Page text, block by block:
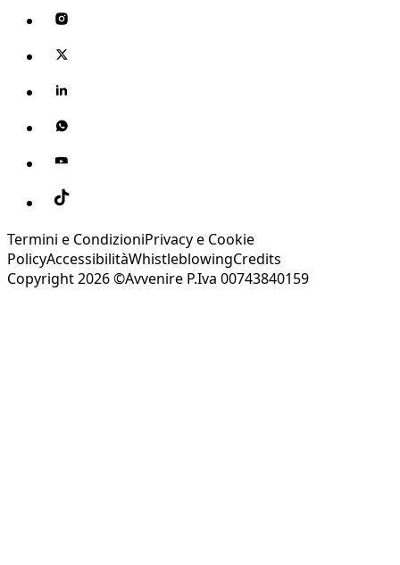
Termini e CondizioniPrivacy e Cookie
PolicyAccessibilitàWhistleblowingCredits
Copyright 2026 ©Avvenire P.Iva 00743840159